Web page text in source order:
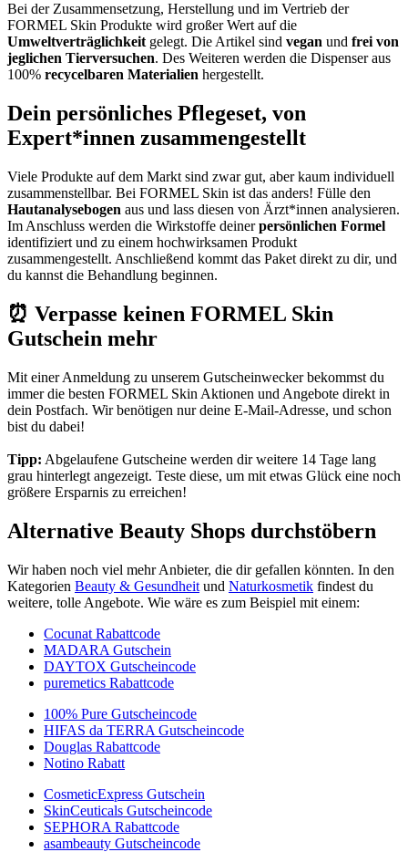
Bei der Zusammensetzung, Herstellung und im Vertrieb der
FORMEL Skin Produkte wird großer Wert auf die
Umweltverträglichkeitgelegt. Die Artikel sind vegan und frei von
jeglichen Tierversuchen. Des Weiteren werden die Dispenser aus
100% recycelbaren Materialien hergestellt.
Dein persönliches Pflegeset, von
Expert*innen zusammengestellt
Viele Produkte auf dem Markt sind zwar gut, aber kaum individuell
zusammenstellbar. Bei FORMEL Skin ist das anders! Fülle den
Hautanalysebogen aus und lass diesen von Ärzt*innen analysieren.
Im Anschluss werden die Wirkstoffe deinerpersönlichen Formel
identifiziert und zu einem hochwirksamen Produkt
zusammengestellt. Anschließend kommt das Paket direkt zu dir, und
du kannst die Behandlung beginnen.
⏰ Verpasse keinen FORMEL Skin
Gutschein mehr
Mit einer Anmeldung zu unserem Gutscheinweckerbekommst du
immer die besten FORMEL Skin Aktionen und Angebote direkt in
dein Postfach. Wir benötigen nur deine E-Mail-Adresse, und schon
bist du dabei!
Tipp: Abgelaufene Gutscheine werden dir weitere 14 Tage lang
grau hinterlegt angezeigt. Teste diese, um mit etwas Glück eine noch
größere Ersparnis zu erreichen!
Alternative Beauty Shops durchstöbern
Wir haben noch viel mehr Anbieter, die dir gefallen könnten. In den
Kategorien Beauty & Gesundheit und Naturkosmetik findest du
weitere, tolle Angebote. Wie wäre es zum Beispiel mit einem:
Cocunat Rabattcode
MADARA Gutschein
DAYTOX Gutscheincode
puremetics Rabattcode
100% Pure Gutscheincode
HIFAS da TERRA Gutscheincode
Douglas Rabattcode
Notino Rabatt
CosmeticExpress Gutschein
SkinCeuticals Gutscheincode
SEPHORA Rabattcode
asambeauty Gutscheincode